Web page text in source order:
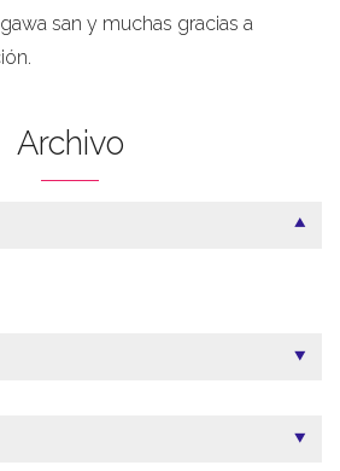
san y muchas gracias a
Archivo